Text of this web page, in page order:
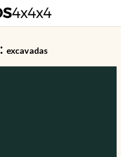
excavadas